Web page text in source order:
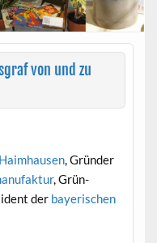
von und zu
, Grün­der
, Grün­
der bay­erischen